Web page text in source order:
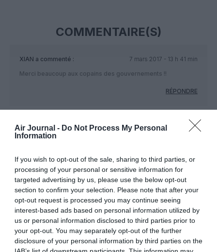
Air Journal - Do Not Process My Personal
Information
If you wish to opt-out of the sale, sharing to third parties, or
processing of your personal or sensitive information for
targeted advertising by us, please use the below opt-out
section to confirm your selection. Please note that after your
opt-out request is processed you may continue seeing
interest-based ads based on personal information utilized by
us or personal information disclosed to third parties prior to
your opt-out. You may separately opt-out of the further
disclosure of your personal information by third parties on the
COMMENTAIRE(S)
XIAN a commenté :
7 mars 2017 - 13 h 41 min
Merci beaucoup aux copains des gouvernements !!
RÉPONDRE
LAISSER UN COMMENTAIRE
FAIRE UN DON
Appel aux lecteurs !
Soutenez Air Journal participezà son
développement !